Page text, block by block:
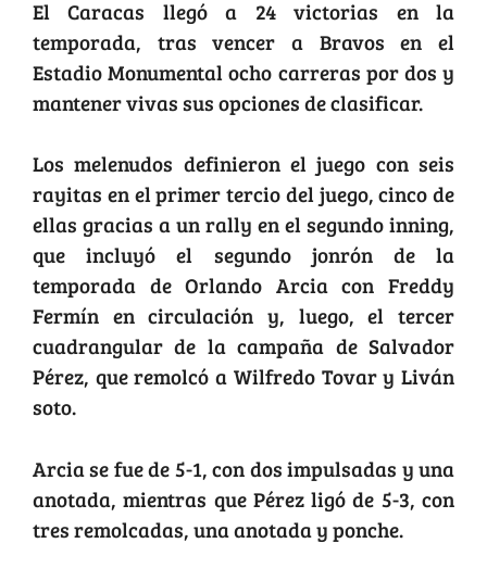
El Caracas llegó a 24 victorias en la
temporada, tras vencer a Bravos en el
Estadio Monumental ocho carreras por dos y
mantener vivas sus opciones de clasificar.
Los melenudos definieron el juego con seis
rayitas en el primer tercio del juego, cinco de
ellas gracias a un rally en el segundo inning,
que incluyó el segundo jonrón de la
temporada de Orlando Arcia con Freddy
Fermín en circulación y, luego, el tercer
cuadrangular de la campaña de Salvador
Pérez, que remolcó a Wilfredo Tovar y Liván
soto.
Arcia se fue de 5-1, con dos impulsadas y una
anotada, mientras que Pérez ligó de 5-3, con
tres remolcadas, una anotada y ponche.